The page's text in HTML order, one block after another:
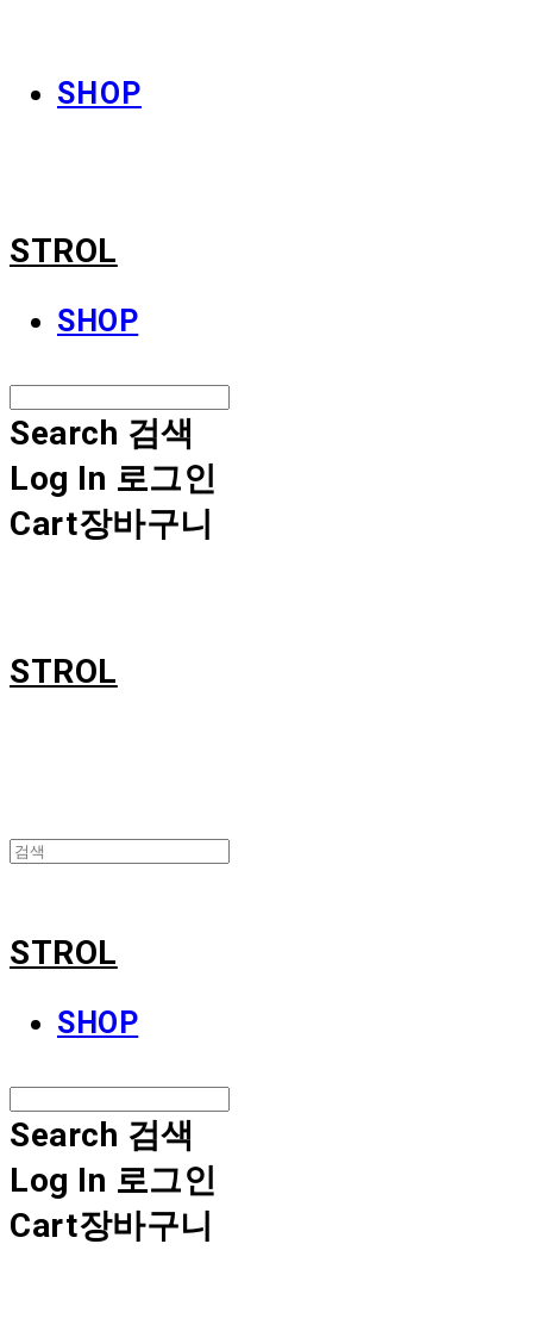
SHOP
STROL
SHOP
Search 검색
Log In 로그인
Cart장바구니
STROL
STROL
SHOP
Search 검색
Log In 로그인
Cart장바구니